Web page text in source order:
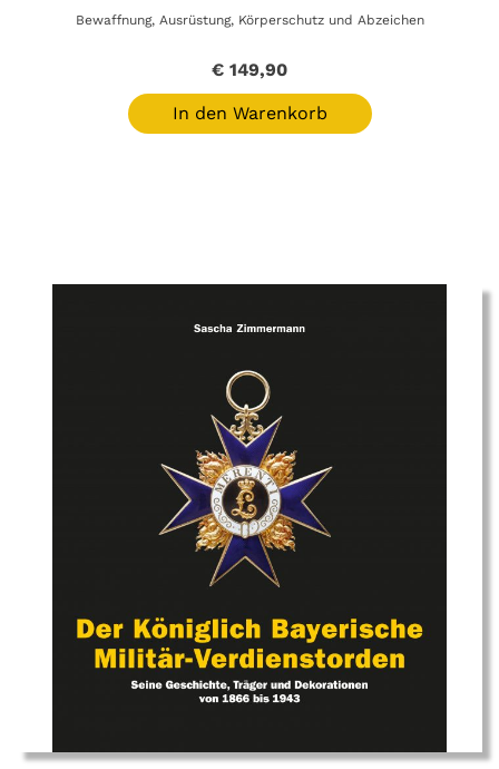
Bewaffnung, Ausrüstung, Körperschutz und Abzeichen
€ 149,90
In den Warenkorb